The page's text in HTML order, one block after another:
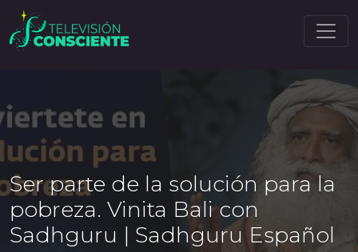
Ser parte de la solución para la
pobreza. Vinita Bali con
Sadhguru | Sadhguru Español